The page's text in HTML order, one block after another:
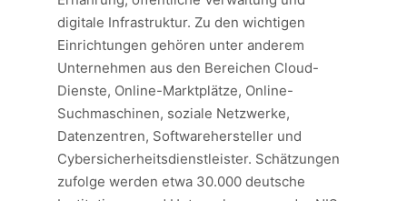
digitale Infrastruktur. Zu den wichtigen
Einrichtungen gehören unter anderem
Unternehmen aus den Bereichen Cloud-
Dienste, Online-Marktplätze, Online-
Suchmaschinen, soziale Netzwerke,
Datenzentren, Softwarehersteller und
Cybersicherheitsdienstleister. Schätzungen
zufolge werden etwa 30.000 deutsche